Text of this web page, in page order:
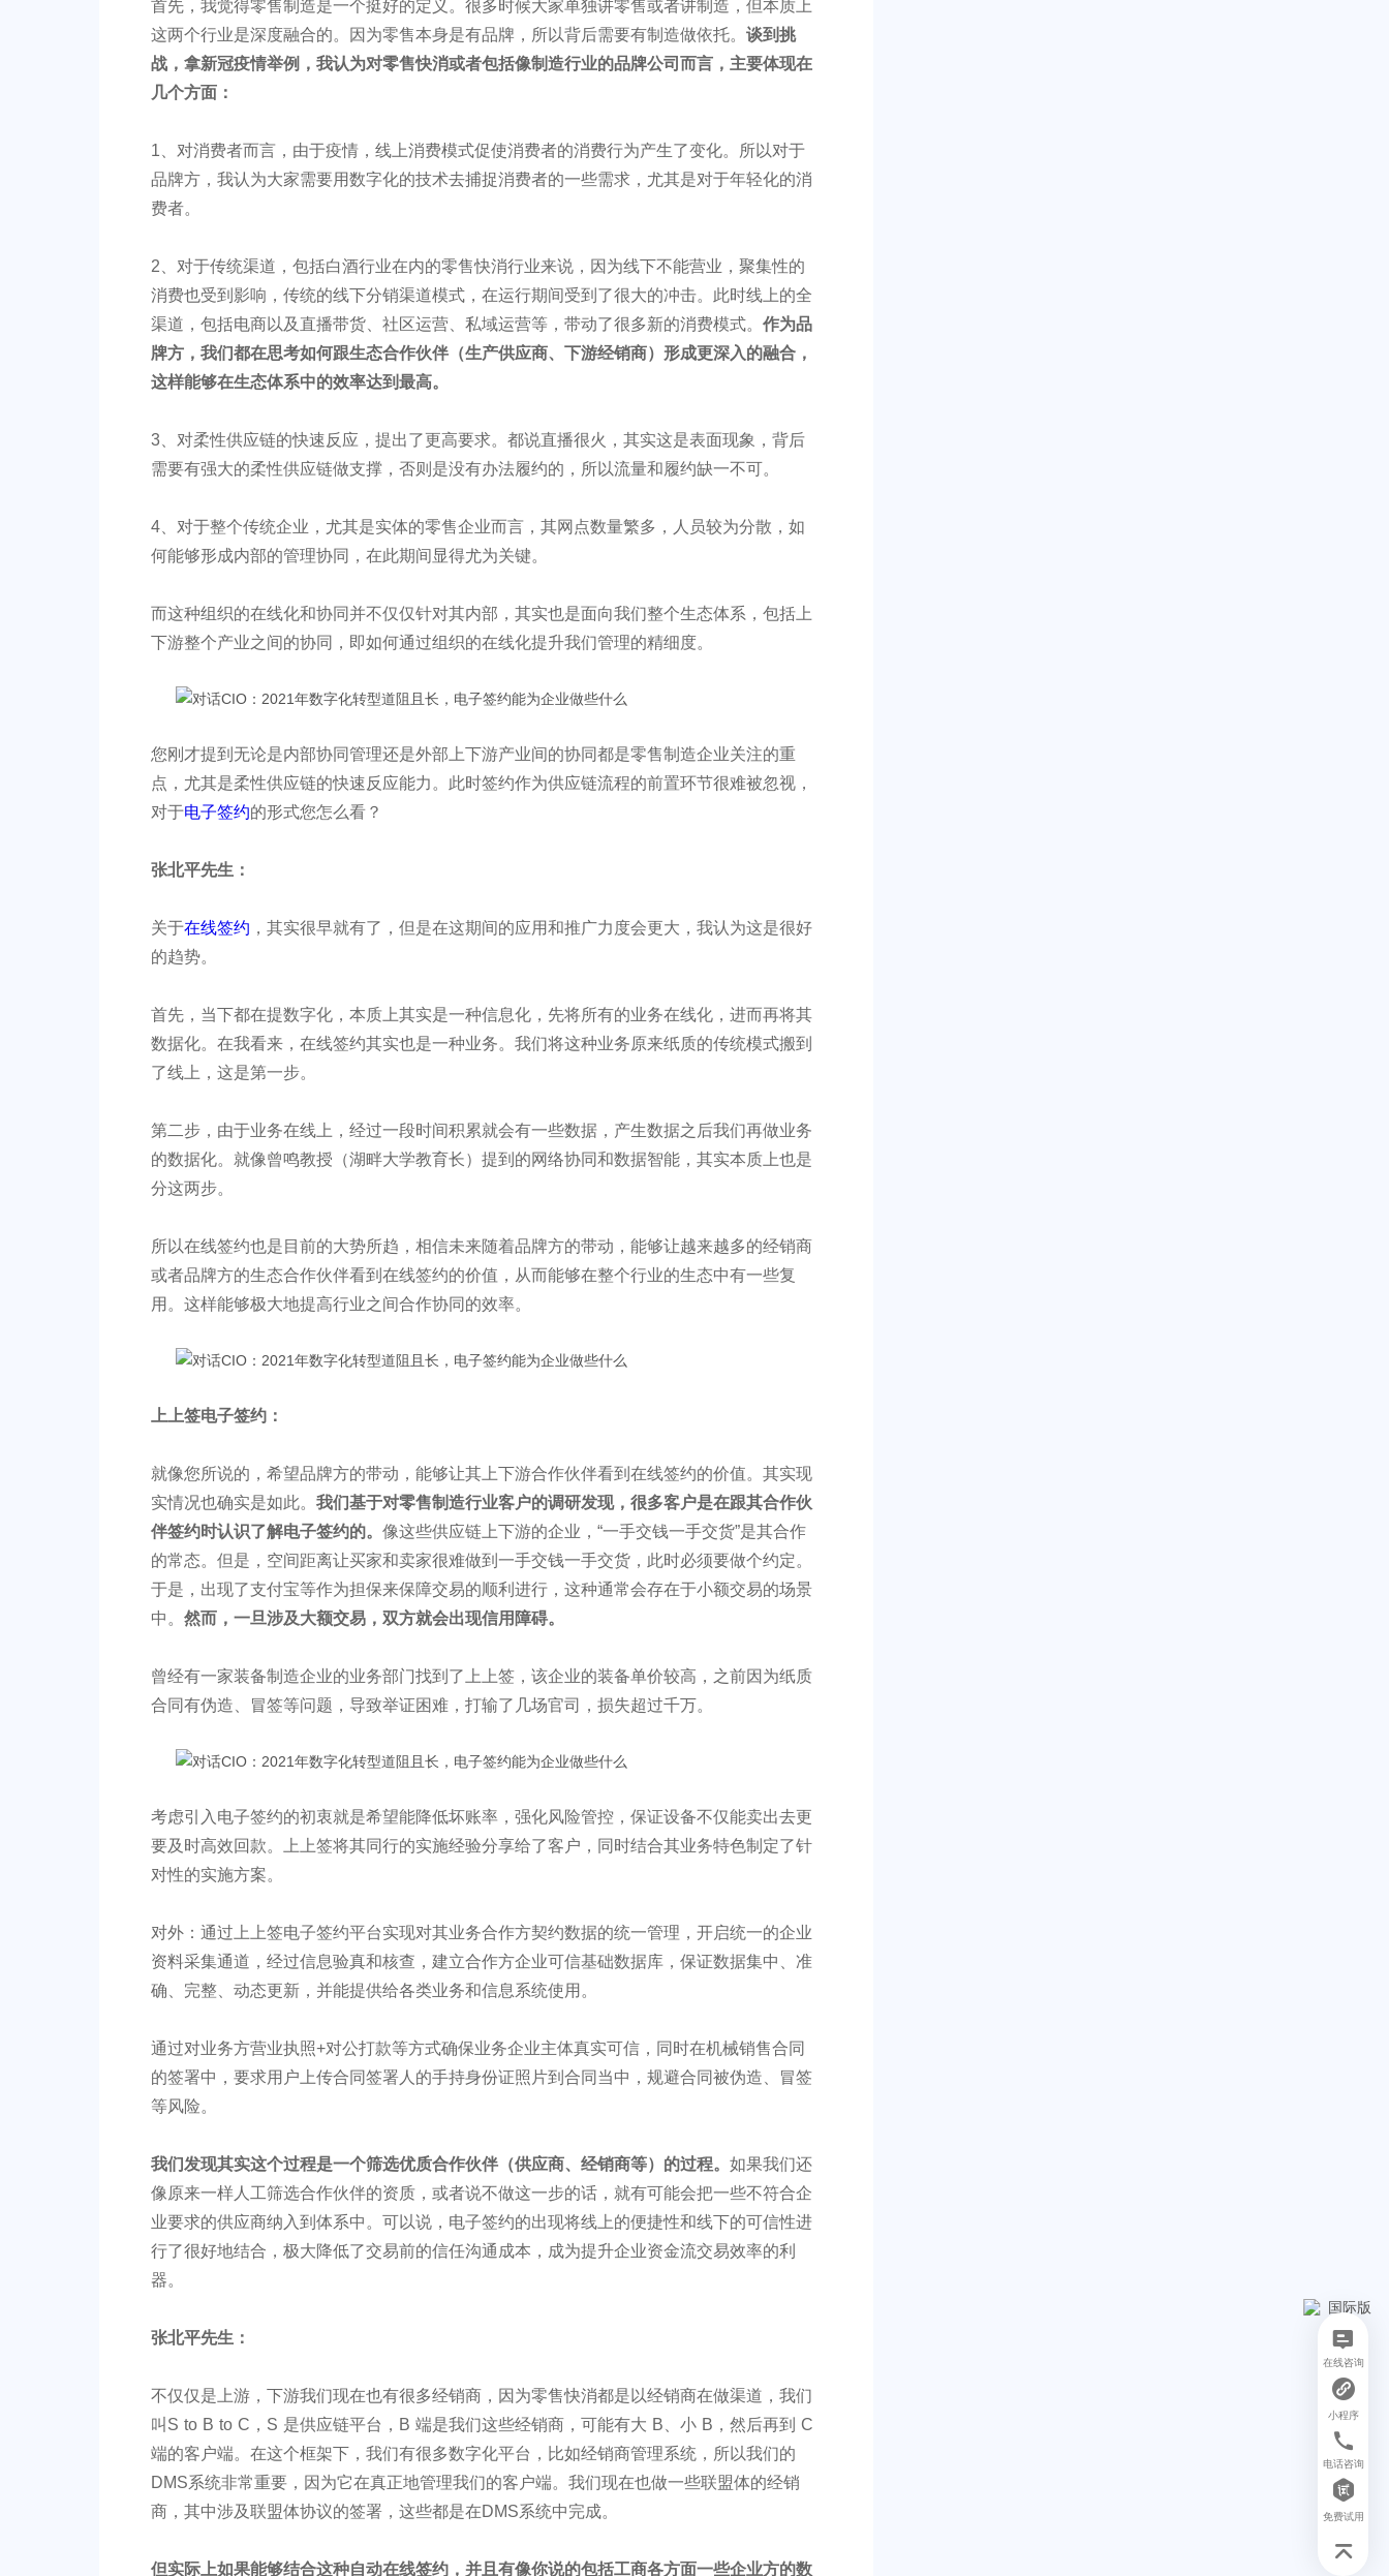
首先，我觉得零售制造是一个挺好的定义。很多时候大家单独讲零售或者讲制造，但本质上
这两个行业是深度融合的。因为零售本身是有品牌，所以背后需要有制造做依托。 谈到挑
战，拿新冠疫情举例，我认为对零售快消或者包括像制造行业的品牌公司而言，主要体现在
几个方面：
1、对消费者而言，由于疫情，线上消费模式促使消费者的消费行为产生了变化。所以对于
品牌方，我认为大家需要用数字化的技术去捕捉消费者的一些需求，尤其是对于年轻化的消
费者。
2、对于传统渠道，包括白酒行业在内的零售快消行业来说，因为线下不能营业，聚集性的
消费也受到影响，传统的线下分销渠道模式，在运行期间受到了很大的冲击。此时线上的全
渠道，包括电商以及直播带货、社区运营、私域运营等，带动了很多新的消费模式。 作为品
牌方，我们都在思考如何跟生态合作伙伴（生产供应商、下游经销商）形成更深入的融合，
这样能够在生态体系中的效率达到最高。
3、对柔性供应链的快速反应，提出了更高要求。都说直播很火，其实这是表面现象，背后
需要有强大的柔性供应链做支撑，否则是没有办法履约的，所以流量和履约缺一不可。
4、对于整个传统企业，尤其是实体的零售企业而言，其网点数量繁多，人员较为分散，如
何能够形成内部的管理协同，在此期间显得尤为关键。
而这种组织的在线化和协同并不仅仅针对其内部，其实也是面向我们整个生态体系，包括上
下游整个产业之间的协同，即如何通过组织的在线化提升我们管理的精细度。
您刚才提到无论是内部协同管理还是外部上下游产业间的协同都是零售制造企业关注的重
点，尤其是柔性供应链的快速反应能力。此时签约作为供应链流程的前置环节很难被忽视，
对于电子签约的形式您怎么看？
张北平先生：
关于在线签约 ，其实很早就有了，但是在这期间的应用和推广力度会更大，我认为这是很好
的趋势。
首先，当下都在提数字化，本质上其实是一种信息化，先将所有的业务在线化，进而再将其
数据化。在我看来，在线签约其实也是一种业务。我们将这种业务原来纸质的传统模式搬到
了线上，这是第一步。
第二步，由于业务在线上，经过一段时间积累就会有一些数据，产生数据之后我们再做业务
的数据化。就像曾鸣教授（湖畔大学教育长）提到的网络协同和数据智能，其实本质上也是
分这两步。
所以在线签约也是目前的大势所趋，相信未来随着品牌方的带动，能够让越来越多的经销商
或者品牌方的生态合作伙伴看到在线签约的价值，从而能够在整个行业的生态中有一些复
用。这样能够极大地提高行业之间合作协同的效率。
上上签电子签约：
就像您所说的，希望品牌方的带动，能够让其上下游合作伙伴看到在线签约的价值。其实现
实情况也确实是如此。 我们基于对零售制造行业客户的调研发现，很多客户是在跟其合作伙
伴签约时认识了解电子签约的。 像这些供应链上下游的企业，“一手交钱一手交货”是其合作
的常态。但是，空间距离让买家和卖家很难做到一手交钱一手交货，此时必须要做个约定。
于是，出现了支付宝等作为担保来保障交易的顺利进行，这种通常会存在于小额交易的场景
中。 然而，一旦涉及大额交易，双方就会出现信用障碍。
曾经有一家装备制造企业的业务部门找到了上上签，该企业的装备单价较高，之前因为纸质
合同有伪造、冒签等问题，导致举证困难，打输了几场官司，损失超过千万。
考虑引入电子签约的初衷就是希望能降低坏账率，强化风险管控，保证设备不仅能卖出去更
要及时高效回款。上上签将其同行的实施经验分享给了客户，同时结合其业务特色制定了针
对性的实施方案。
对外：通过上上签电子签约平台实现对其业务合作方契约数据的统一管理，开启统一的企业
资料采集通道，经过信息验真和核查，建立合作方企业可信基础数据库，保证数据集中、准
确、完整、动态更新，并能提供给各类业务和信息系统使用。
通过对业务方营业执照+对公打款等方式确保业务企业主体真实可信，同时在机械销售合同
的签署中，要求用户上传合同签署人的手持身份证照片到合同当中，规避合同被伪造、冒签
等风险。
我们发现其实这个过程是一个筛选优质合作伙伴（供应商、经销商等）的过程。 如果我们还
像原来一样人工筛选合作伙伴的资质，或者说不做这一步的话，就有可能会把一些不符合企
业要求的供应商纳入到体系中。可以说，电子签约的出现将线上的便捷性和线下的可信性进
行了很好地结合，极大降低了交易前的信任沟通成本，成为提升企业资金流交易效率的利
器。
张北平先生：
不仅仅是上游，下游我们现在也有很多经销商，因为零售快消都是以经销商在做渠道，我们
叫S to B to C，S 是供应链平台，B 端是我们这些经销商，可能有大 B、小 B，然后再到 C
端的客户端。在这个框架下，我们有很多数字化平台，比如经销商管理系统，所以我们的
DMS系统非常重要，因为它在真正地管理我们的客户端。我们现在也做一些联盟体的经销
商，其中涉及联盟体协议的签署，这些都是在DMS系统中完成。
但实际上如果能够结合这种自动在线签约，并且有像你说的包括工商各方面一些企业方的数
在线咨询
小程序
电话咨询
免费试用